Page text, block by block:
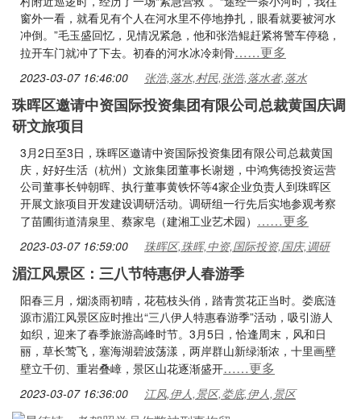
窗外一看，就看见有个人在河水里不停地挣扎，眼看就要被河水
冲倒。”毛玉盛回忆，见情况紧急，他和张浩鲲赶紧将警车停稳，
拉开车门就冲了下去。初春的河水冰冷刺骨……更多
2023-03-07 16:46:00 张浩,落水,村民,张浩,落水者,落水
珠晖区邀请中资国际投资集团有限公司总裁黄国庆调
研文旅项目
3月2日至3日，珠晖区邀请中资国际投资集团有限公司总裁黄国
庆，好好生活（杭州）文旅集团董事长谢翅，中鸿隽徳投资运营
公司董事长钟朝晖、执行董事黄铁怀等4家企业负责人到珠晖区
开展文旅项目开发建设调研活动。调研组一行先后实地参观考察
了苗圃街道清泉里、蔡家皂（建湘工业艺术园） ……更多
2023-03-07 16:59:00 珠晖区,珠晖,中资,国际投资,国庆,调研
湄江风景区：三八节特惠伊人春游季
阳春三月，烟淡雨初晴，花苞枝头俏，踏青赏花正当时。娄底涟
源市湄江风景区应时推出“三八伊人特惠春游季”活动，吸引游人
如织，迎来了春季旅游高峰时节。3月5日，恰逢周末，风和日
丽，草长莺飞，塞海湖碧波荡漾，两岸群山新绿渐浓，十里画壁
壁立千仞、重岩叠嶂，景区山花逐渐盛开……更多
2023-03-07 16:36:00 江风,伊人,景区,娄底,伊人,景区